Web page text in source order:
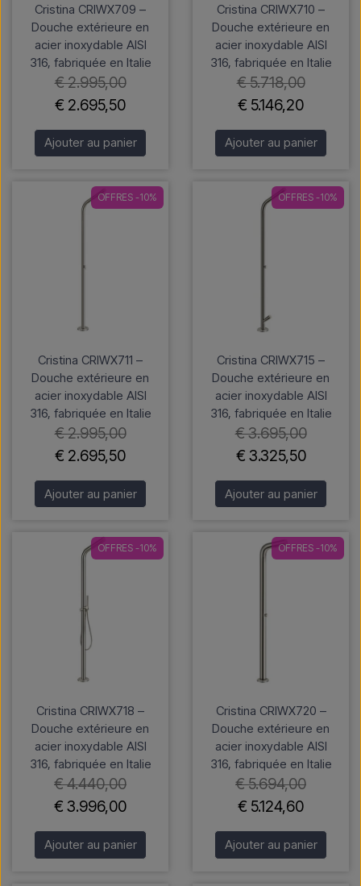
Cristina CRIWX709 –
Douche extérieure en
acier inoxydable AISI
316, fabriquée en Italie
€ 2.995,00
€ 2.695,50
Ajouter au panier
Cristina CRIWX710 –
Douche extérieure en
acier inoxydable AISI
316, fabriquée en Italie
€ 5.718,00
€ 5.146,20
Ajouter au panier
OFFRES -10%
Cristina CRIWX711 –
Douche extérieure en
acier inoxydable AISI
316, fabriquée en Italie
€ 2.995,00
€ 2.695,50
Ajouter au panier
OFFRES -10%
Cristina CRIWX715 –
Douche extérieure en
acier inoxydable AISI
316, fabriquée en Italie
€ 3.695,00
€ 3.325,50
Ajouter au panier
OFFRES -10%
Cristina CRIWX718 –
Douche extérieure en
acier inoxydable AISI
316, fabriquée en Italie
€ 4.440,00
€ 3.996,00
Ajouter au panier
OFFRES -10%
Cristina CRIWX720 –
Douche extérieure en
acier inoxydable AISI
316, fabriquée en Italie
€ 5.694,00
€ 5.124,60
Ajouter au panier